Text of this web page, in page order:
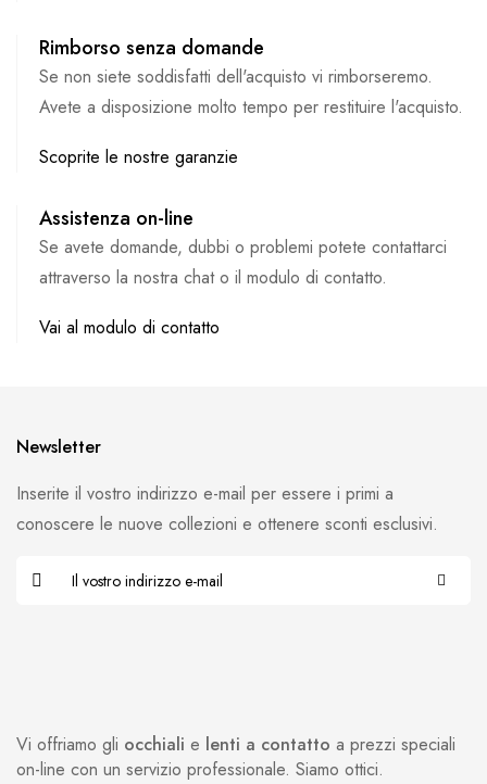
Rimborso senza domande
Se non siete soddisfatti dell'acquisto vi rimborseremo.
Avete a disposizione molto tempo per restituire l'acquisto.
Scoprite le nostre garanzie
Assistenza on-line
Se avete domande, dubbi o problemi potete contattarci
attraverso la nostra chat o il modulo di contatto.
Vai al modulo di contatto
Vi offriamo gli occhiali e lenti a contatto a prezzi speciali
on-line con un servizio professionale. Siamo ottici.
Newsletter
Inserite il vostro indirizzo e-mail per essere i primi a
conoscere le nuove collezioni e ottenere sconti esclusivi.